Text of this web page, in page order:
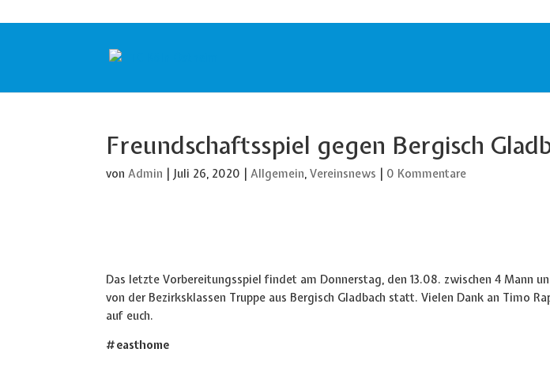
Freundschaftsspiel gegen Bergisch
vonAdmin Juli 26, 2020 |Allgemein,Vereinsnews 0 Kommentare
Das letzte Vorbereitungsspiel findet am Donnerstag, den 13.08. zwischen 4 Mann
von der Bezirksklassen Truppe aus Bergisch Gladbach statt. Vielen Dank an Timo
auf euch.
#easthome